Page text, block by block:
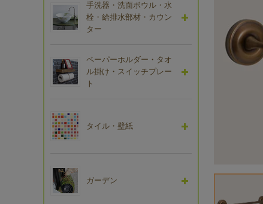
手洗器・洗面ボウル・水
栓・給排水部材・カウン
ター
ペーパーホルダー・タオ
ル掛け・スイッチプレー
ト
タイル・壁紙
ガーデン